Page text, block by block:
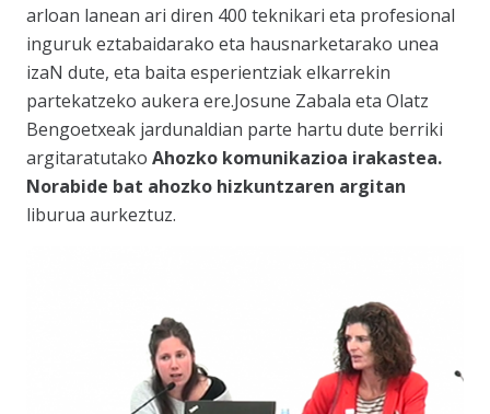
arloan lanean ari diren 400 teknikari eta profesional
inguruk eztabaidarako eta hausnarketarako unea
izaN dute, eta baita esperientziak elkarrekin
partekatzeko aukera ere.Josune Zabala eta Olatz
Bengoetxeak jardunaldian parte hartu dute berriki
argitaratutako Ahozko komunikazioa irakastea.
Norabide bat ahozko hizkuntzaren argitan
liburua aurkeztuz.